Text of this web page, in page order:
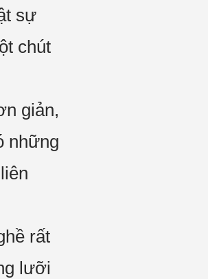
sự
chút
giản,
những
rất
lưỡi